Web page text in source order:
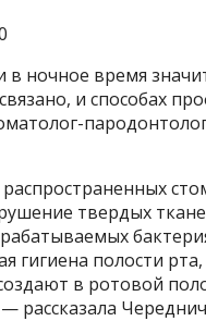
ночное время
и способах
твердых
гигиена полости
в ротовой
рассказала